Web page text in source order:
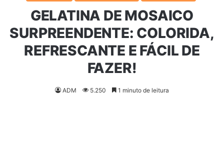
GELATINA DE MOSAICO
SURPREENDENTE: COLORIDA,
REFRESCANTE E FÁCIL DE
FAZER!
ADM 5.250 1 minuto de leitura